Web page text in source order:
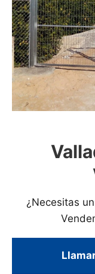
¿Necesitas un